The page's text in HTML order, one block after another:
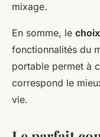
mixage.
En somme, le
fonctionnalités du
portable permet à
correspond le
vie.